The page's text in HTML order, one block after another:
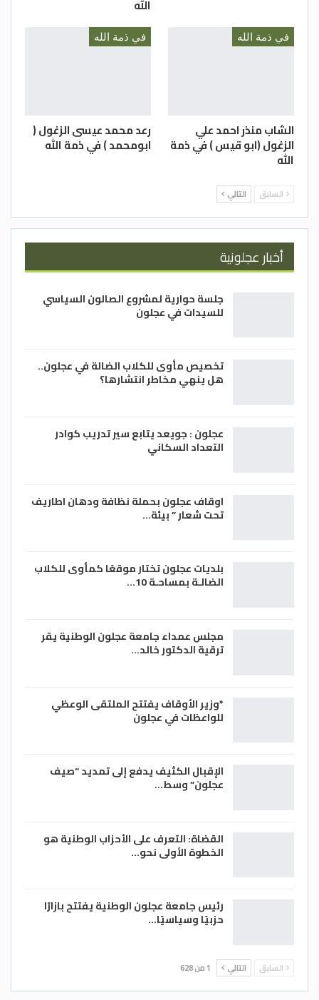
الله
في ذمة الله
الشاب منذر احمد علي
الزغول (ابو قيس ) في ذمة
الله
في ذمة الله
رعد محمد عيسى الزغول (
ابومحمد ) في ذمة الله
السابق التالي
أخبار عجلونية
جلسة حوارية لمشروع الصالون السياسي
للسيدات في عجلون
تخصيص مأوى للكلاب الضالة في عجلون..
هل ينهي مخاطر انتشارها؟
عجلون : جويعد يتابع سير تدريب كوادر
التعداد السكاني
اوقاف عجلون بحملة نظافة ودهان اطاريف
تحت شعار ” بيئة…
بلديات عجلون تختار موقعًا كمأوى للكلاب
الضالـة بمساحـة 10…
مجلس عمداء جامعة عجلون الوطنية يقر
ترقية الدكتور خالد…
*وزير الأوقاف يفتتح الملتقى الوعظي
للواعظات في عجلون
الإقبال الكثيف يدفع إلى تمديد “صيف
عجلون” وسط…
القضاة: التعرف على الأحزاب الوطنية هو
الخطوة الأولى نحو…
رئيس جامعة عجلون الوطنية يفتتح بازارًا
حزبيًا وسياسيًا…
السابق التالي 1 من 628